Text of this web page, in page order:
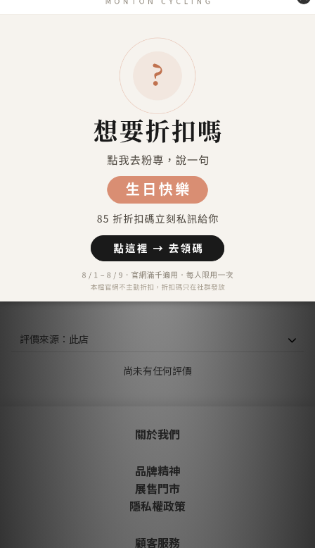
7-11超商取貨 付款（約4-5天送達）
7-11超商取貨不付款 （約4-5天送達）
宅配到府（金門／馬祖／澎湖 外島地區除外）
金門／馬祖／澎湖 等外島地區（郵寄）
港澳地區（順豐運費到付）
付款方式
Apple Pay
7-11 超商取貨付款
LINE Pay
信用卡分期付款-三期
顧客評價
尚未有任何評價
關於我們
品牌精神
展售門市
隱私權政策
顧客服務